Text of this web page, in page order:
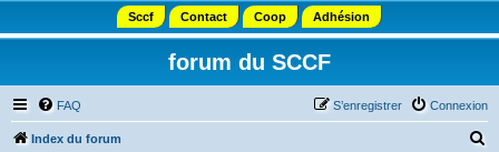
Sccf Contact Coop Adhésion
forum du SCCF
FAQ Connexion
S’enregistrer
Index du forum